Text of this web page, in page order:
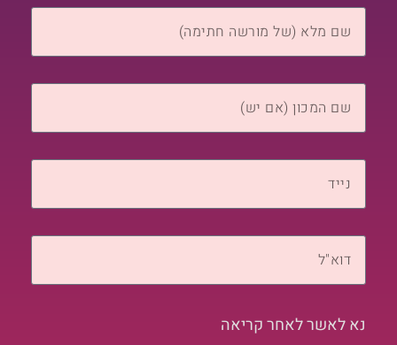
נא לאשר לאחר קריאה